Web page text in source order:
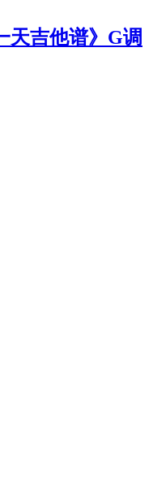
天吉他谱》G调